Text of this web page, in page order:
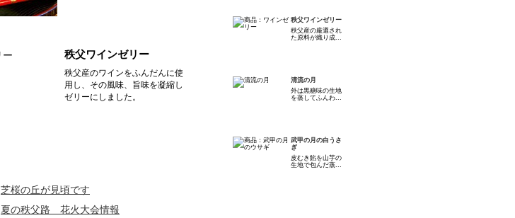
秩父ワインゼリー
秩父産のワインをふんだんに使
用し、その風味、旨味を凝縮し
ゼリーにしました。
芝桜の丘が見頃です
夏の秩父路 花火大会情報
秩父ワインゼリー
秩父産の厳選され
た原料が織り成...
清流の月
外は黒糖味の生地
を蒸してふんわ...
武甲の月の白うさ
ぎ
皮むき餡を山芋の
生地で包んだ蒸...